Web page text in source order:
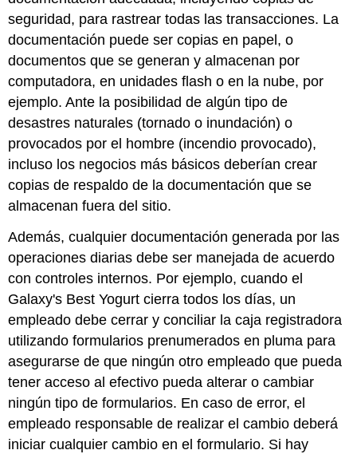
seguridad, para rastrear todas las transacciones. La
documentación puede ser copias en papel, o
documentos que se generan y almacenan por
computadora, en unidades flash o en la nube, por
ejemplo. Ante la posibilidad de algún tipo de
desastres naturales (tornado o inundación) o
provocados por el hombre (incendio provocado),
incluso los negocios más básicos deberían crear
copias de respaldo de la documentación que se
almacenan fuera del sitio.
Además, cualquier documentación generada por las
operaciones diarias debe ser manejada de acuerdo
con controles internos. Por ejemplo, cuando el
Galaxy's Best Yogurt cierra todos los días, un
empleado debe cerrar y conciliar la caja registradora
utilizando formularios prenumerados en pluma para
asegurarse de que ningún otro empleado que pueda
tener acceso al efectivo pueda alterar o cambiar
ningún tipo de formularios. En caso de error, el
empleado responsable de realizar el cambio deberá
iniciar cualquier cambio en el formulario. Si hay